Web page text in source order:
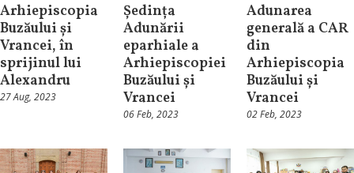
Arhiepiscopia
Buzăului și
Vrancei, în
sprijinul lui
Alexandru
27 Aug, 2023
Ședința
Adunării
eparhiale a
Arhiepiscopiei
Buzăului și
Vrancei
06 Feb, 2023
Adunarea
generală a CAR
din
Arhiepiscopia
Buzăului și
Vrancei
02 Feb, 2023